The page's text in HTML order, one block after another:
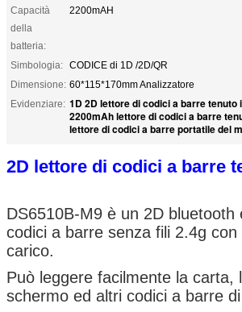
Capacità
della
batteria:
2200mAH
Simbologia: CODICE di 1D /2D/QR
Dimensione: 60*115*170mm Analizzatore
Evidenziare: 1D 2D lettore di codici a barre tenuto
2200mAh lettore di codici a barre
lettore di codici a barre portatile del
2D lettore di codici a barre
DS6510B-M9 è un 2D bluetooth
codici a barre senza fili 2.4g con
carico.
Può leggere facilmente la carta,
schermo ed altri codici a barre